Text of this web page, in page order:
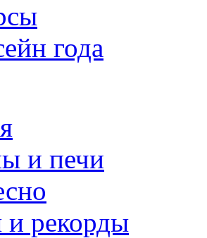
года
и печи
рекорды